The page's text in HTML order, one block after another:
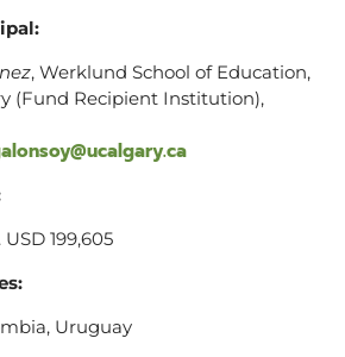
, Werklund School of Education,
(Fund Recipient Institution),
199,605
Uruguay